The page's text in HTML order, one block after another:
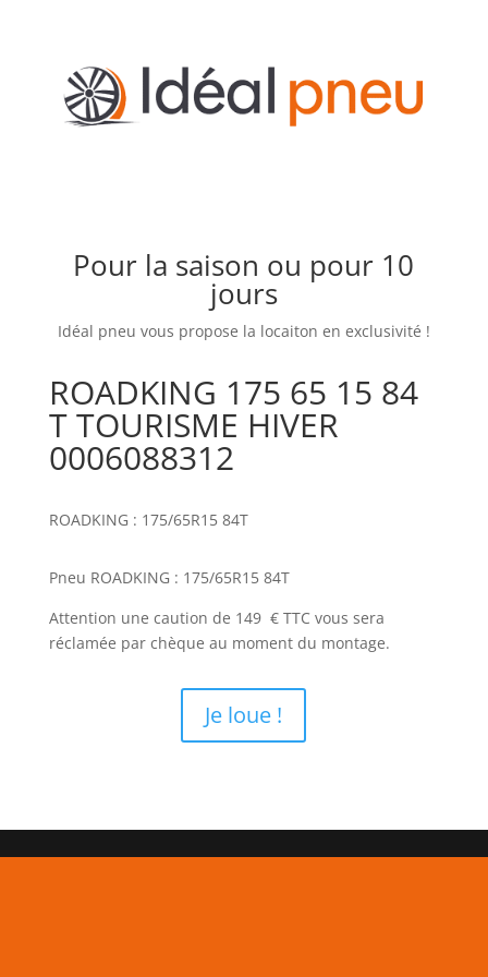
Pour la saison ou pour 10
jours
Idéal pneu vous propose la locaiton en exclusivité !
ROADKING 175 65 15 84
T TOURISME HIVER
0006088312
ROADKING : 175/65R15 84T
Pneu ROADKING : 175/65R15 84T
Attention une caution de 149 € TTC vous sera
réclamée par chèque au moment du montage.
Je loue !